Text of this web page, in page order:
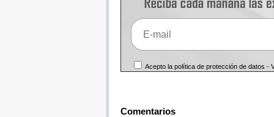
Acepto la política de protección de datos -
Comentarios